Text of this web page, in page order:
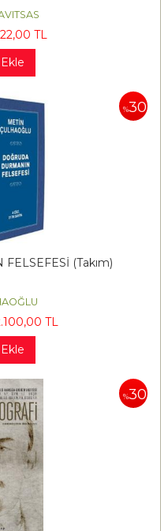
,00 TL
%30
(Takım)
,00 TL
%30